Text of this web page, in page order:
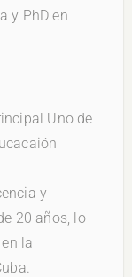
y PhD en
Uno de
y
20 años, lo
la